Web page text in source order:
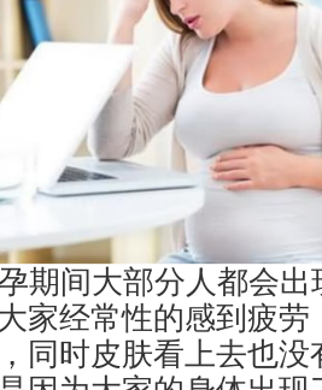
期间大部分人都会出
家经常性的感到疲
同时皮肤看上去也没